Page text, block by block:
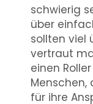
schwierig
über
sollten viel
vertraut
einen
Menschen,
für ihre